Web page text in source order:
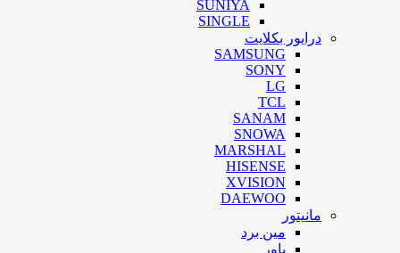
SUNIYA
SINGLE
درایور بکلایت
SAMSUNG
SONY
LG
TCL
SANAM
SNOWA
MARSHAL
HISENSE
XVISION
DAEWOO
مانیتور
مین برد
پاور